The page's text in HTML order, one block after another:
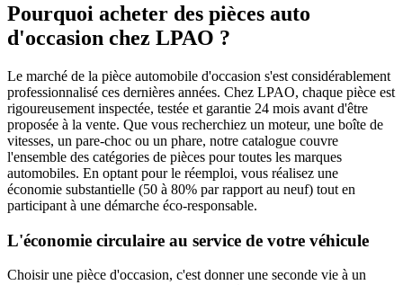
Pourquoi acheter des pièces auto
d'occasion chez LPAO ?
Le marché de la pièce automobile d'occasion s'est considérablement
professionnalisé ces dernières années. Chez LPAO, chaque pièce est
rigoureusement inspectée, testée et garantie 24 mois avant d'être
proposée à la vente. Que vous recherchiez un moteur, une boîte de
vitesses, un pare-choc ou un phare, notre catalogue couvre
l'ensemble des catégories de pièces pour toutes les marques
automobiles. En optant pour le réemploi, vous réalisez une
économie substantielle (50 à 80% par rapport au neuf) tout en
participant à une démarche éco-responsable.
L'économie circulaire au service de votre véhicule
Choisir une pièce d'occasion, c'est donner une seconde vie à un